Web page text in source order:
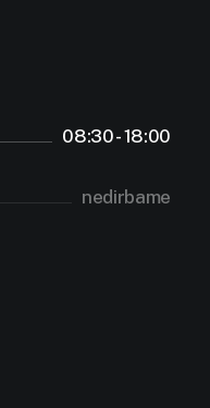
08:30 - 18:00
nedirbame